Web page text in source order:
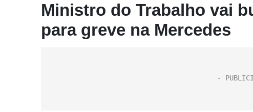
Ministro do Trabalho vai
para greve na Mercedes